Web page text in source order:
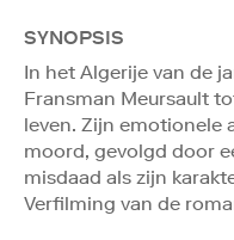
SYNOPSIS
In het Algerije van de
Fransman Meursault
leven. Zijn emotionele
moord, gevolgd door
misdaad als zijn
Verfilming van de